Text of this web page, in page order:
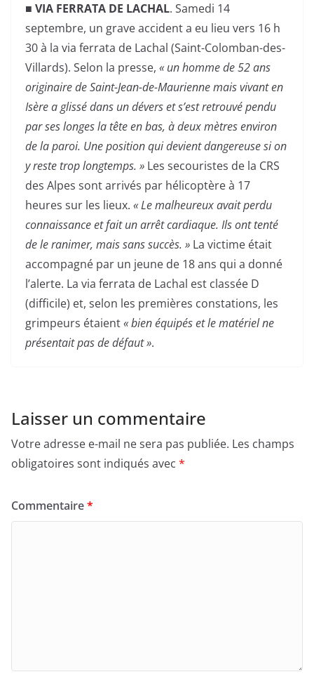
■ VIA FERRATA DE LACHAL. Samedi 14
septembre, un grave accident a eu lieu vers 16 h
30 à la via ferrata de Lachal (Saint-Colomban-des-
Villards). Selon la presse, « un homme de 52 ans
originaire de Saint-Jean-de-Maurienne mais vivant en
Isère a glissé dans un dévers et s’est retrouvé pendu
par ses longes la tête en bas, à deux mètres environ
de la paroi. Une position qui devient dangereuse si on
y reste trop longtemps. » Les secouristes de la CRS
des Alpes sont arrivés par hélicoptère à 17
heures sur les lieux. « Le malheureux avait perdu
connaissance et fait un arrêt cardiaque. Ils ont tenté
de le ranimer, mais sans succès. » La victime était
accompagné par un jeune de 18 ans qui a donné
l’alerte. La via ferrata de Lachal est classée D
(difficile) et, selon les premières constations, les
grimpeurs étaient« bien équipés et le matériel ne
présentait pas de défaut ».
Laisser un commentaire
Votre adresse e-mail ne sera pas publiée. Les champs
obligatoires sont indiqués avec *
Commentaire*